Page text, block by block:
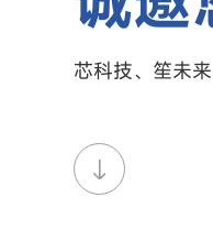
芯科技、笙未来